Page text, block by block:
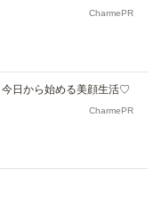
CharmePR
日から始める美顔生活♡
CharmePR